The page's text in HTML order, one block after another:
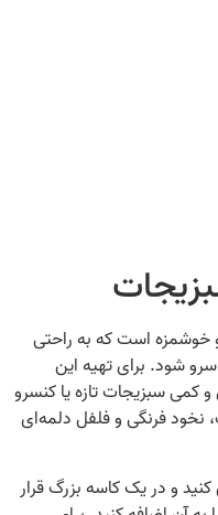
خوشمزه است که به راحتی
شود. برای تهیه این
و کمی سبزیجات تازه یا کنسرو
نخود فرنگی و فلفل دلمه‌ای
و در یک کاسه بزرگ قرار